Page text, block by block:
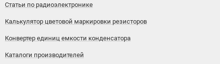
Статьи по радиоэлектронике
Калькулятор цветовой маркировки резисторов
Конвертер единиц емкости конденсатора
Каталоги производителей